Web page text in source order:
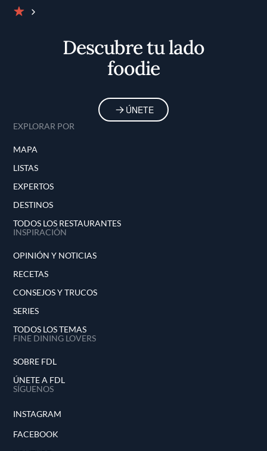
Descubre tu lado
foodie
ÚNETE
EXPLORAR POR
MAPA
LISTAS
EXPERTOS
DESTINOS
TODOS LOS RESTAURANTES
INSPIRACIÓN
OPINIÓN Y NOTICIAS
RECETAS
CONSEJOS Y TRUCOS
SERIES
TODOS LOS TEMAS
FINE DINING LOVERS
SOBRE FDL
ÚNETE A FDL
SÍGUENOS
INSTAGRAM
FACEBOOK